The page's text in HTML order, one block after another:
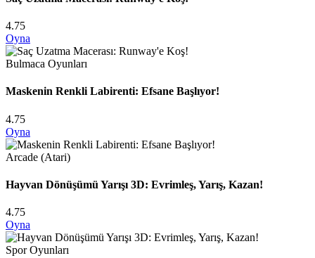
4.75
Oyna
Bulmaca Oyunları
Maskenin Renkli Labirenti: Efsane Başlıyor!
4.75
Oyna
Arcade (Atari)
Hayvan Dönüşümü Yarışı 3D: Evrimleş, Yarış, Kazan!
4.75
Oyna
Spor Oyunları